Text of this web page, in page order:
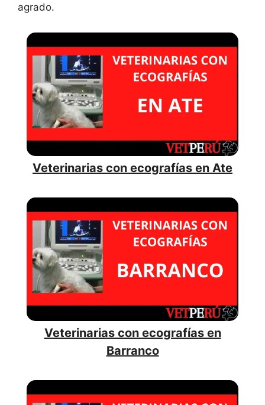
agrado.
Veterinarias con ecografías en Ate
Veterinarias con ecografías en
Barranco